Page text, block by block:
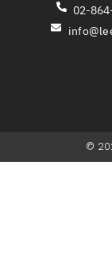
02-
©